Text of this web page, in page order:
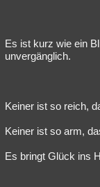
Es ist kurz wie ein
unvergänglich.
Keiner ist so reich,
Keiner ist so arm,
Es bringt Glück ins